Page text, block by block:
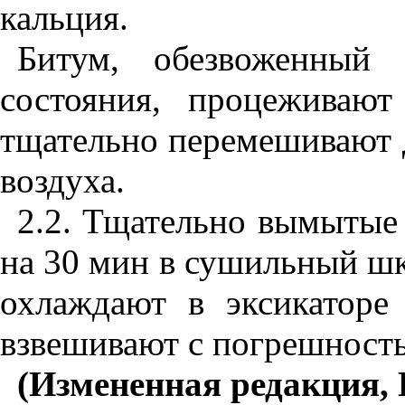
кальция.
Битум,
состояния,
тщательно перемешивают
воздуха.
2.2. Тщательно
на 30 мин в сушильный
охлаждают в
взвешивают с
(Измененная